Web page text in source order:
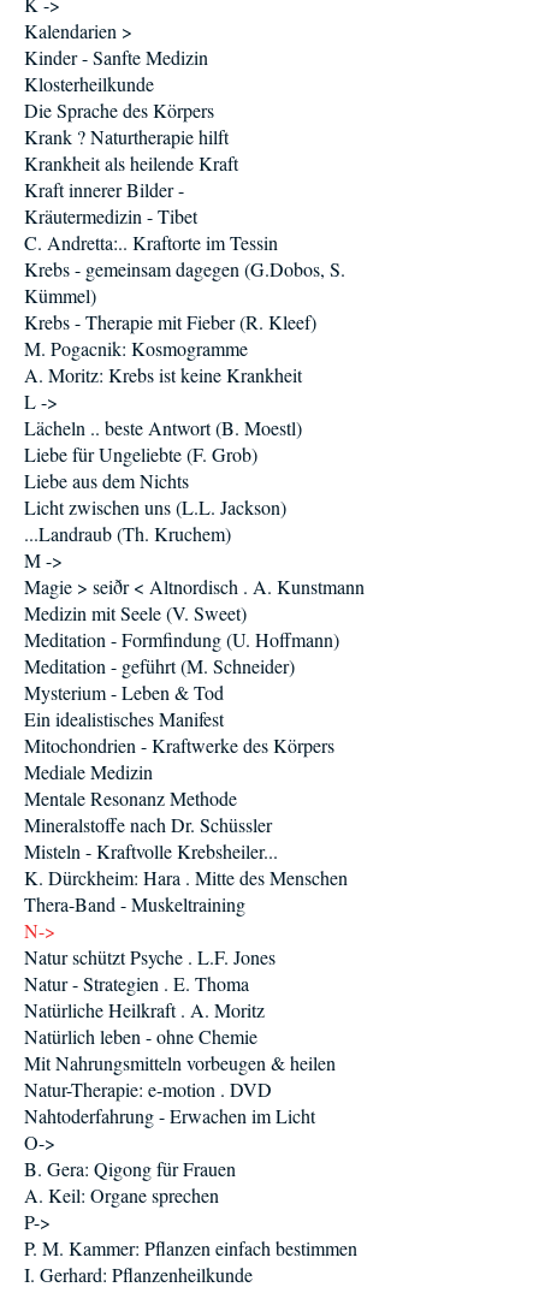
Kalendarien >
Kinder - Sanfte Medizin
Klosterheilkunde
Die Sprache des Körpers
Krank ? Naturtherapie hilft
Krankheit als heilende Kraft
Kraft innerer Bilder -
Kräutermedizin - Tibet
C. Andretta:.. Kraftorte im Tessin
Krebs - gemeinsam dagegen (G.Dobos, S.
Kümmel)
Krebs - Therapie mit Fieber (R. Kleef)
M. Pogacnik: Kosmogramme
A. Moritz: Krebs ist keine Krankheit
L ->
Lächeln .. beste Antwort (B. Moestl)
Liebe für Ungeliebte (F. Grob)
Liebe aus dem Nichts
Licht zwischen uns (L.L. Jackson)
...Landraub (Th. Kruchem)
M ->
Magie > seiðr < Altnordisch . A. Kunstmann
Medizin mit Seele (V. Sweet)
Meditation - Formfindung (U. Hoffmann)
Meditation - geführt (M. Schneider)
Mysterium - Leben & Tod
Ein idealistisches Manifest
Mitochondrien - Kraftwerke des Körpers
Mediale Medizin
Mentale Resonanz Methode
Mineralstoffe nach Dr. Schüssler
Misteln - Kraftvolle Krebsheiler...
K. Dürckheim: Hara . Mitte des Menschen
Thera-Band - Muskeltraining
N->
Natur schützt Psyche . L.F. Jones
Natur - Strategien . E. Thoma
Natürliche Heilkraft . A. Moritz
Natürlich leben - ohne Chemie
Mit Nahrungsmitteln vorbeugen & heilen
Natur-Therapie: e-motion . DVD
Nahtoderfahrung - Erwachen im Licht
O->
B. Gera: Qigong für Frauen
A. Keil: Organe sprechen
P->
P. M. Kammer: Pflanzen einfach bestimmen
I. Gerhard: Pflanzenheilkunde